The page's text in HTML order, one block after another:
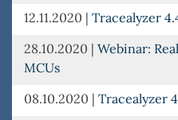
12.11.2020 | Tracealyzer
28.10.2020 | Webinar:
MCUs
08.10.2020 | Tracealyzer